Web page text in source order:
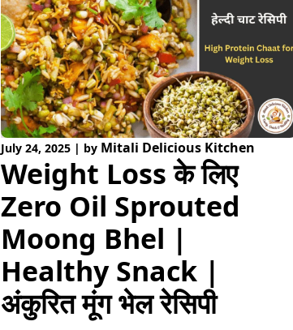
July 24, 2025 | by Mitali Delicious Kitchen
Weight Loss के लिए
Zero Oil Sprouted
Moong Bhel |
Healthy Snack |
अंकुरित मूंग भेल रेसिपी